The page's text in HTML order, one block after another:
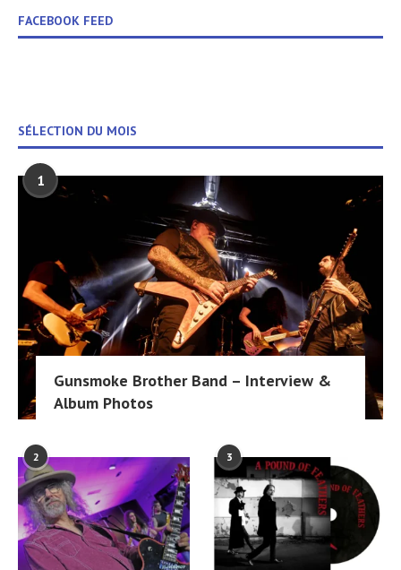
FACEBOOK FEED
SÉLECTION DU MOIS
1
Gunsmoke Brother Band – Interview &
Album Photos
2 3